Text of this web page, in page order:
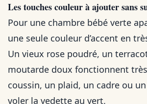
Les touches couleur à ajouter sans
Pour une chambre bébé verte
une seule couleur d’accent en
Un vieux rose poudré, un
moutarde doux fonctionnent
coussin, un plaid, un cadre ou
voler la vedette au vert.